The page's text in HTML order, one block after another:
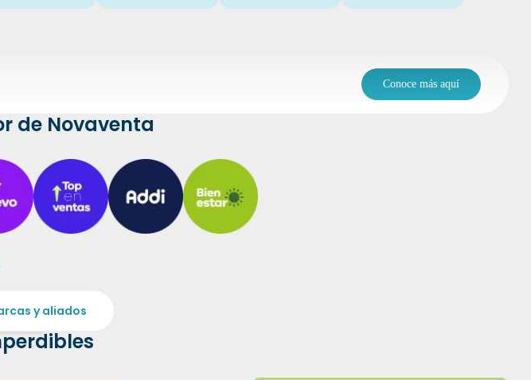
Conoce más aquí
de Novaventa
y aliados